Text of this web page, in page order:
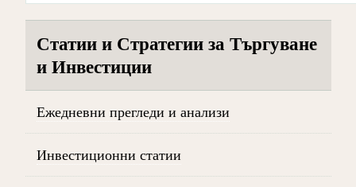
Статии и Стратегии за Търгуване
и Инвестиции
Ежедневни прегледи и анализи
Инвестиционни статии